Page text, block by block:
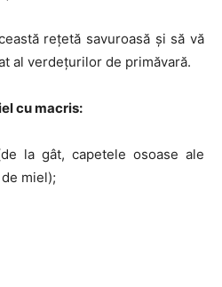
rețetă savuroasă și să vă
al verdețurilor de primăvară.
cu macris:
la gât, capetele osoase ale
miel);